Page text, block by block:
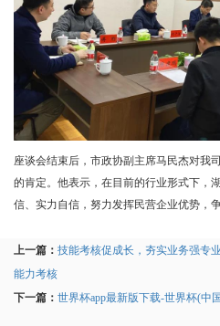
座谈会结束后，市政协副主席马民杰对我
的肯定。他表示，在目前的行业形式下，
信、实力自信，努力发挥民营企业优势，
上一篇： 技能考核促成长，夯实业务强专
能力考核
下一篇： 世界杯app最新版下载-世界杯(中